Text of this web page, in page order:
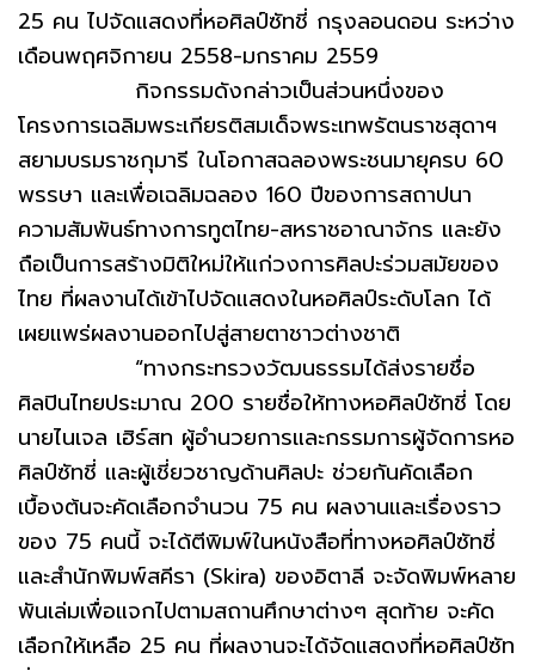
25 คน ไปจัดแสดงที่หอศิลป์ซัทชี่ กรุงลอนดอน ระหว่าง
เดือนพฤศจิกายน 2558-มกราคม 2559
กิจกรรมดังกล่าวเป็นส่วนหนึ่งของ
โครงการเฉลิมพระเกียรติสมเด็จพระเทพรัตนราชสุดาฯ
สยามบรมราชกุมารี ในโอกาสฉลองพระชนมายุครบ 60
พรรษา และเพื่อเฉลิมฉลอง 160 ปีของการสถาปนา
ความสัมพันธ์ทางการทูตไทย-สหราชอาณาจักร และยัง
ถือเป็นการสร้างมิติใหม่ให้แก่วงการศิลปะร่วมสมัยของ
ไทย ที่ผลงานได้เข้าไปจัดแสดงในหอศิลป์ระดับโลก ได้
เผยแพร่ผลงานออกไปสู่สายตาชาวต่างชาติ
“ทางกระทรวงวัฒนธรรมได้ส่งรายชื่อ
ศิลปินไทยประมาณ 200 รายชื่อให้ทางหอศิลป์ซัทชี่ โดย
นายไนเจล เฮิร์สท ผู้อำนวยการและกรรมการผู้จัดการหอ
ศิลป์ซัทชี่ และผู้เชี่ยวชาญด้านศิลปะ ช่วยกันคัดเลือก
เบื้องต้นจะคัดเลือกจำนวน 75 คน ผลงานและเรื่องราว
ของ 75 คนนี้ จะได้ตีพิมพ์ในหนังสือที่ทางหอศิลป์ซัทชี่
และสำนักพิมพ์สคีรา (Skira) ของอิตาลี จะจัดพิมพ์หลาย
พันเล่มเพื่อแจกไปตามสถานศึกษาต่างๆ สุดท้าย จะคัด
เลือกให้เหลือ 25 คน ที่ผลงานจะได้จัดแสดงที่หอศิลป์ซัท